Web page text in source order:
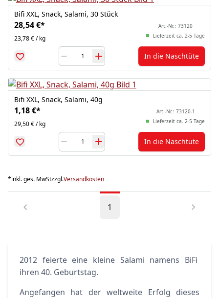
Bifi XXL, Snack, Salami, 30 Stück
28,54 €*
23,78 € / kg
Art.-Nr.: 73120
Lieferzeit ca. 2-5 Tage
In die Naschtüte
Bifi XXL, Snack, Salami, 40g
1,18 €*
29,50 € / kg
Art.-Nr.: 73120-1
Lieferzeit ca. 2-5 Tage
In die Naschtüte
*inkl. ges. MwStzzgl.Versandkosten
1
2012 feierte eine kleine Salami namens BiFi
ihren 40. Geburtstag.
Angefangen hat der weltweite Erfolg dieses